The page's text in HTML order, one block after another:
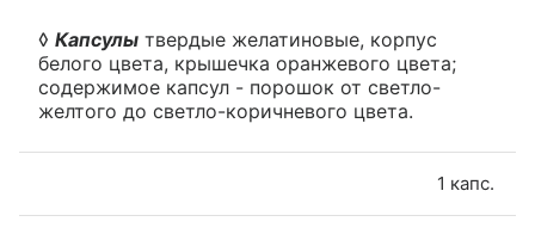
◊ Капсулы твердые желатиновые, корпус
белого цвета, крышечка оранжевого цвета;
содержимое капсул - порошок от светло-
желтого до светло-коричневого цвета.
1 капс.